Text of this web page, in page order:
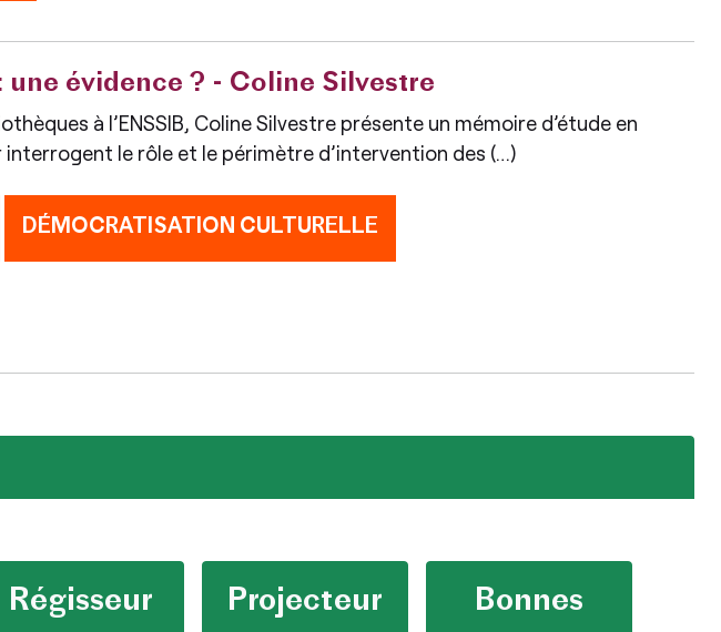
évidence ? - Coline Silvestre
à l’ENSSIB, Coline Silvestre présente un mémoire d’étude en
le rôle et le périmètre d’intervention des (…)
DÉMOCRATISATION CULTURELLE
Régisseur Projecteur
Bonnes